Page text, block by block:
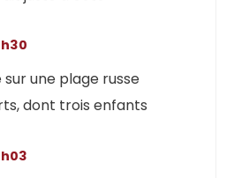
sur une plage russe
dont trois enfants